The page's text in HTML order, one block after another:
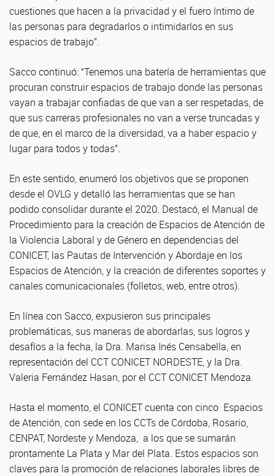
cuestiones que hacen a la privacidad y el fuero íntimo de
las personas para degradarlos o intimidarlos en sus
espacios de trabajo”.
Sacco continuó: “Tenemos una batería de herramientas que
procuran construir espacios de trabajo donde las personas
vayan a trabajar confiadas de que van a ser respetadas, de
que sus carreras profesionales no van a verse truncadas y
de que, en el marco de la diversidad, va a haber espacio y
lugar para todos y todas”.
En este sentido, enumeró los objetivos que se proponen
desde el OVLG y detalló las herramientas que se han
podido consolidar durante el 2020. Destacó, el Manual de
Procedimiento para la creación de Espacios de Atención de
la Violencia Laboral y de Género en dependencias del
CONICET, las Pautas de Intervención y Abordaje en los
Espacios de Atención, y la creación de diferentes soportes y
canales comunicacionales (folletos, web, entre otros).
En línea con Sacco, expusieron sus principales
problemáticas, sus maneras de abordarlas, sus logros y
desafíos a la fecha, la Dra. Marisa Inés Censabella, en
representación del CCT CONICET NORDESTE, y la Dra.
Valeria Fernández Hasan, por el CCT CONICET Mendoza.
Hasta el momento, el CONICET cuenta con cinco Espacios
de Atención, con sede en los CCTs de Córdoba, Rosario,
CENPAT, Nordeste y Mendoza, a los que se sumarán
prontamente La Plata y Mar del Plata. Estos espacios son
claves para la promoción de relaciones laborales libres de